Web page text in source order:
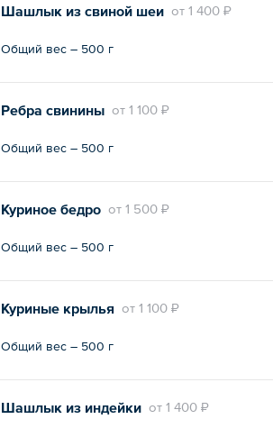
oт 1 400 ₽
Шашлык из свиной шеи
Общий вес – 500 г
oт 1 100 ₽
Ребра свинины
Общий вес – 500 г
oт 1 500 ₽
Куриное бедро
Общий вес – 500 г
oт 1 100 ₽
Куриные крылья
Общий вес – 500 г
oт 1 400 ₽
Шашлык из индейки